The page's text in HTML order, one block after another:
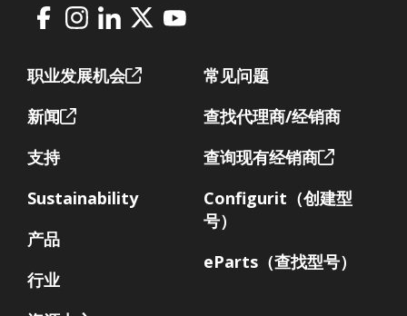
Facebook
Instagram
LinkedIn
X Youtube
Footer
职业发展机会
新闻
支持
Sustainability
产品
行业
常见问题
查找代理商/经销商
查询现有经销商
Configurit（创建型
号）
eParts（查找型号）